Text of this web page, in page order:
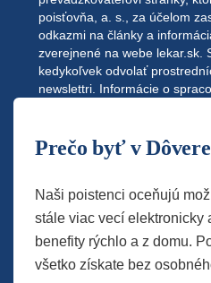
poisťovňa, a. s., za účelom
odkazmi na články a
zverejnené na webe lekar.sk.
kedykoľvek odvolať
newslettri. Informácie o
Prečo byť v Dôvere
Naši poistenci oceňujú
stále viac vecí elektronicky
benefity rýchlo a z domu.
všetko získate bez